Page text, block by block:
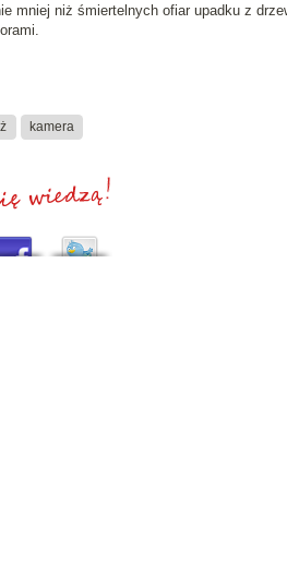
mniej niż śmiertelnych ofiar upadku z
kamera